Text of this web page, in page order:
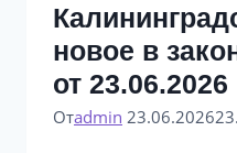
новое в
от 23.06.2026
Отadmin 23.06.2026